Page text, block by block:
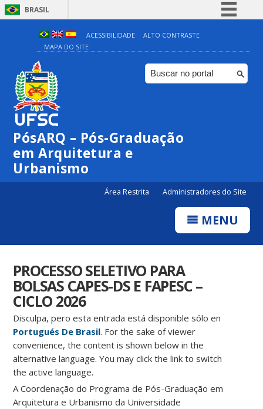
BRASIL
Simplifique!
Comunica BR
Participe
ACESSIBILIDADE
ALTO CONTRASTE
MAPA DO SITE
PósARQ – Pós-Graduação
em Arquitetura e
Urbanismo
Área Restrita Administradores do Site
MENU
PROCESSO SELETIVO PARA
BOLSAS CAPES-DS E FAPESC –
CICLO 2026
Disculpa, pero esta entrada está disponible sólo en
Portugués De Brasil. For the sake of viewer
convenience, the content is shown below in the
alternative language. You may click the link to switch
the active language.
A Coordenação do Programa de Pós-Graduação em
Arquitetura e Urbanismo da Universidade